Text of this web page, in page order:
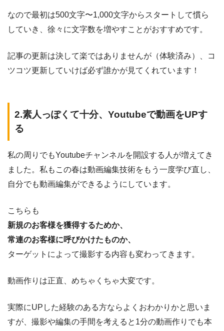
なので最初は500文字〜1,000文字からスタートして慣ら
していき、徐々に文字数を増やすことがおすすめです。
記事の更新は決して楽ではありませんが（体験済み）、コ
ツコツ更新していけば必ず誰かが見てくれています！
2.素人っぽくて十分、Youtubeで動画をUPす
る
私の周りでもYoutubeチャンネルを開設する人が増えてき
ました。私もこの春は動画編集技術をもう一度学び直し、
自分でも動画編集ができるようにしています。
こちらも
新規のお客様を獲得するためか、
常連のお客様に呼びかけたものか、
ターゲットによって撮影する内容も変わってきます。
動画作りは正直、めちゃくちゃ大変です。
実際にUPした経験のある方ならよくおわかりかと思いま
すが、撮影や編集の手間を考えると1分の動画作りでも本